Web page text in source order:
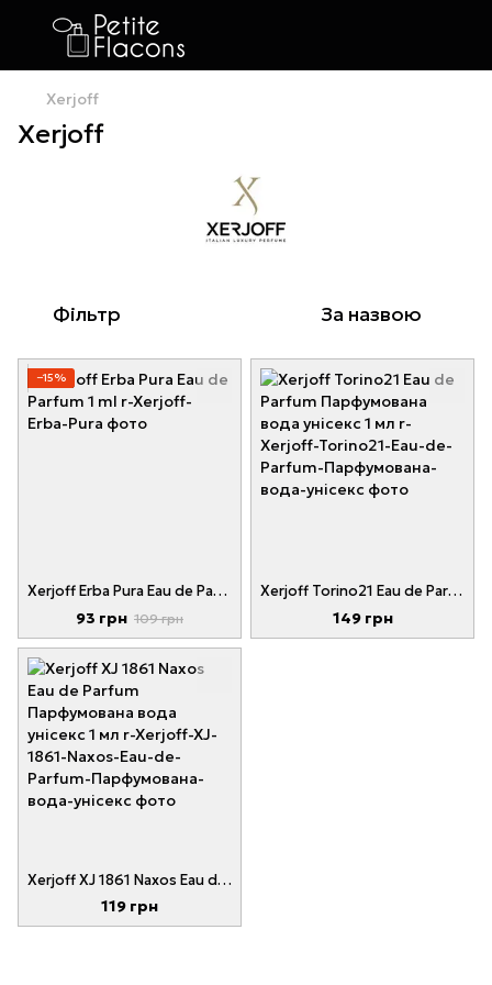
Xerjoff
Xerjoff
Фільтр За назвою
−15%
Xerjoff Erba Pura Eau de Parfum 1 ml
93 грн 109 грн
Xerjoff Torino21 Eau de Parfum Парфумована вода унісекс 1 мл
149 грн
Xerjoff XJ 1861 Naxos Eau de Parfum Парфумована вода унісекс 1 мл
119 грн